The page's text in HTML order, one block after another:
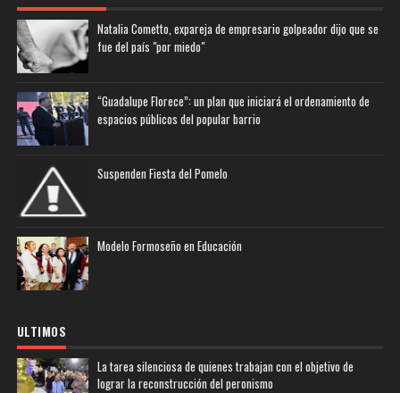
Natalia Cometto, expareja de empresario golpeador dijo que se
fue del país "por miedo"
“Guadalupe Florece”: un plan que iniciará el ordenamiento de
espacios públicos del popular barrio
Suspenden Fiesta del Pomelo
Modelo Formoseño en Educación
ULTIMOS
La tarea silenciosa de quienes trabajan con el objetivo de
lograr la reconstrucción del peronismo